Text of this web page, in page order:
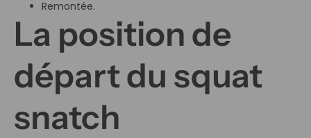
Remontée.
La position de
départ du squat
snatch